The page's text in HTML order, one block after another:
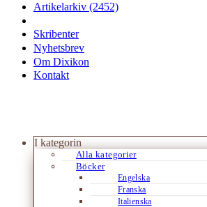
Artikelarkiv (2452)
Skribenter
Nyhetsbrev
Om Dixikon
Kontakt
I kategorin
Alla kategorier
Böcker
Engelska
Franska
Italienska